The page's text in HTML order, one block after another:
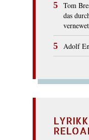
Tom
das
vernewet
Adolf